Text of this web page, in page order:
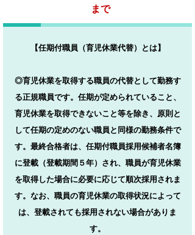
まで
【任期付職員（育児休業代替）とは】
◎育児休業を取得する職員の代替として勤務す
る正規職員です。任期が定められていること、
育児休業を取得できないこと等を除き、原則と
して任期の定めのない職員と同様の勤務条件で
す。最終合格者は、任期付職員採用候補者名簿
に登載（登載期間５年）され、職員が育児休業
を取得した場合に必要に応じて順次採用されま
す。なお、職員の育児休業の取得状況によって
は、登載されても採用されない場合がありま
す。